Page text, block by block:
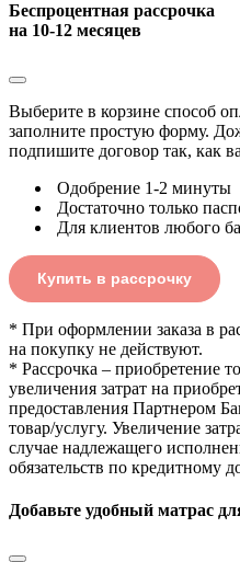
Беспроцентная рассрочка
на 10-12 месяцев
Выберите в корзине способ
заполните простую форму.
подпишите договор так, как
Одобрение 1-2 минуты
Достаточно только
Для клиентов любого
Купить в рассрочку
* При оформлении заказа в
на покупку не действуют.
* Рассрочка – приобретение
увеличения затрат на
предоставления Партнером
товар/услугу. Увеличение
случае надлежащего
обязательств по кредитному
Добавьте удобный матрас